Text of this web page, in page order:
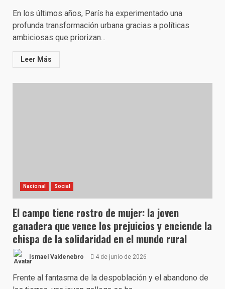
En los últimos años, París ha experimentado una
profunda transformación urbana gracias a políticas
ambiciosas que priorizan...
Leer Más
Nacional Social
El campo tiene rostro de mujer: la joven
ganadera que vence los prejuicios y enciende la
chispa de la solidaridad en el mundo rural
Ismael Valdenebro 4 de junio de 2026
Frente al fantasma de la despoblación y el abandono de